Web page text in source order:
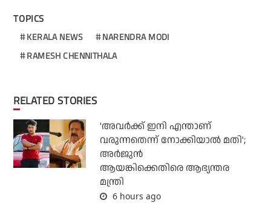
TOPICS
KERALA NEWS
NARENDRA MODI
RAMESH CHENNITHALA
RELATED STORIES
'അവര്‍ക്ക് ഇനി എന്താണ്
വരുന്നതെന്ന് നോക്കിയാല്‍ മതി';
അര്‍ജുന്‍
ആയങ്കിക്കെതിരെ ആഭ്യന്തര
മന്ത്രി
6 hours ago